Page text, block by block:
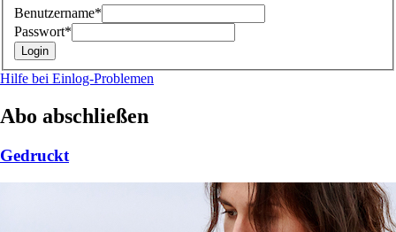
Benutzername*
Passwort*
Hilfe bei Einlog-Problemen
Abo abschließen
Gedruckt